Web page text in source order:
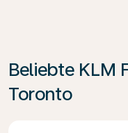
Beliebte KLM
Toronto